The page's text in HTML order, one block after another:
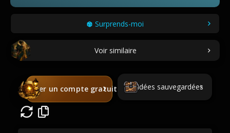
Surprends-moi
Voir similaire
Créer un compte gratuit Idées sauvegardées